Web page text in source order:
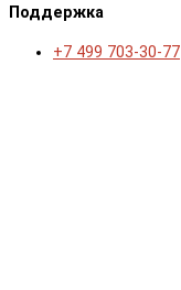
Поддержка
+7 499 703-30-77